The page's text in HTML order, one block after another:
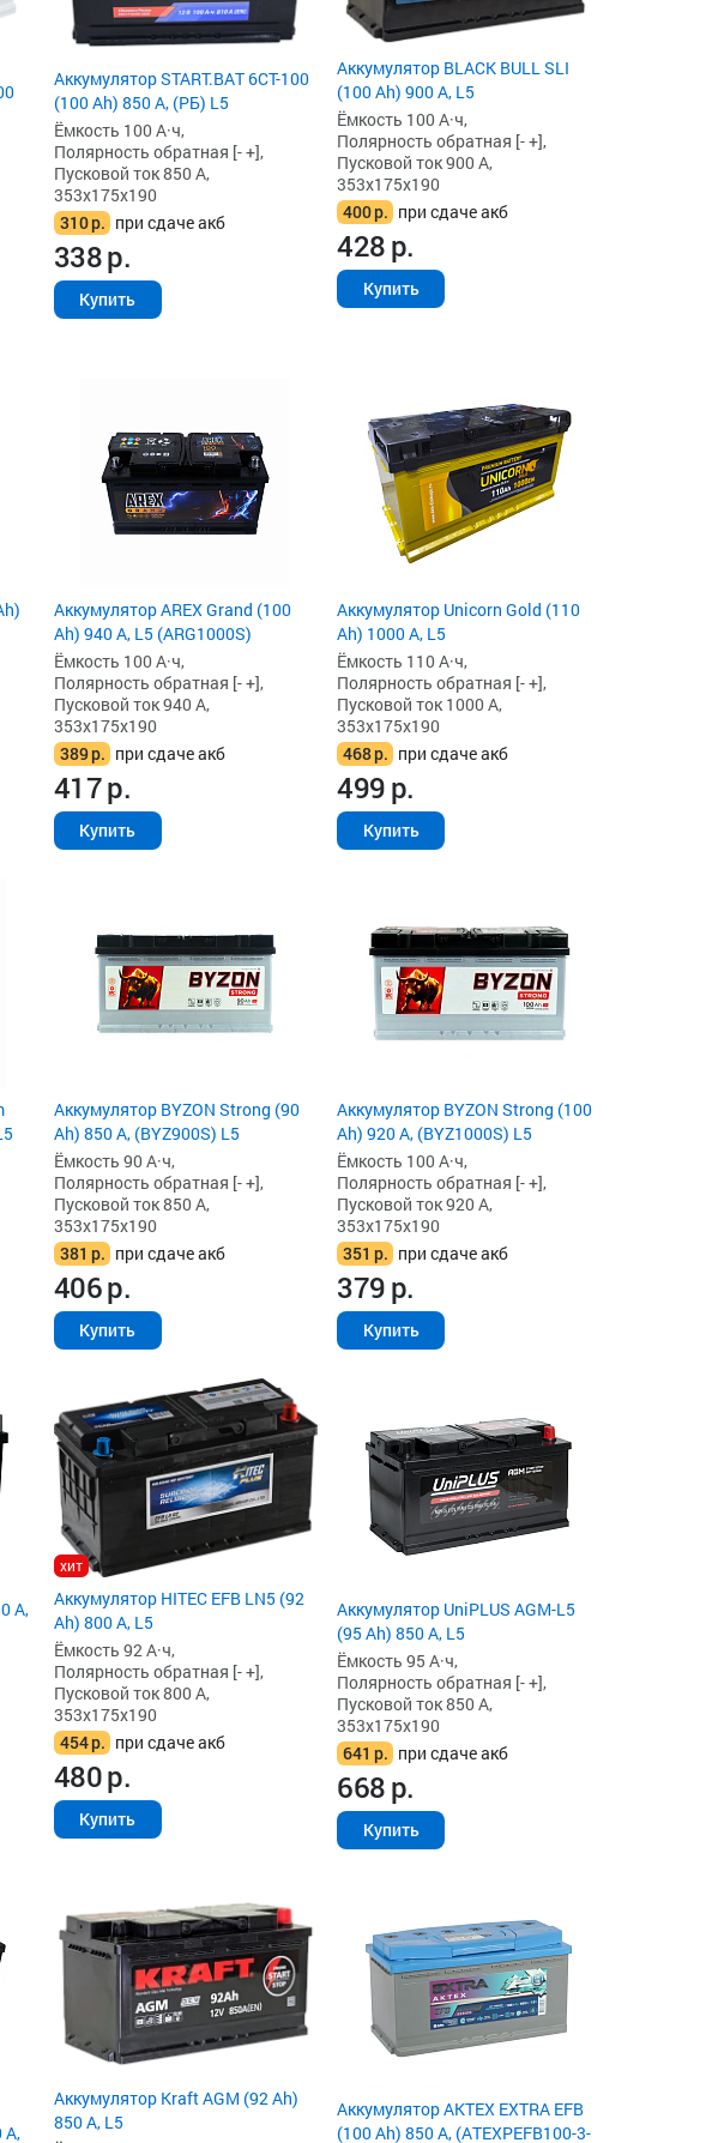
Аккумулятор START.BAT 6CT-100
(100 Ah) 850 А, (РБ) L5
Ёмкость 100 А·ч,
Полярность обратная [- +],
Пусковой ток 850 А,
353x175x190
310р. при сдаче акб
338р.
Купить
Аккумулятор BLACK BULL SLI
(100 Ah) 900 А, L5
Ёмкость 100 А·ч,
Полярность обратная [- +],
Пусковой ток 900 А,
353x175x190
400р. при сдаче акб
428р.
Купить
Аккумулятор AREX Grand (100
Ah) 940 А, L5 (ARG1000S)
Ёмкость 100 А·ч,
Полярность обратная [- +],
Пусковой ток 940 А,
353x175x190
389р. при сдаче акб
417р.
Купить
Аккумулятор Unicorn Gold (110
Ah) 1000 А, L5
Ёмкость 110 А·ч,
Полярность обратная [- +],
Пусковой ток 1000 А,
353x175x190
468р. при сдаче акб
499р.
Купить
Аккумулятор BYZON Strong (90
Ah) 850 А, (BYZ900S) L5
Ёмкость 90 А·ч,
Полярность обратная [- +],
Пусковой ток 850 А,
353x175x190
381 р. при сдаче акб
406р.
Купить
Аккумулятор BYZON Strong (100
Ah) 920 А, (BYZ1000S) L5
Ёмкость 100 А·ч,
Полярность обратная [- +],
Пусковой ток 920 А,
353x175x190
351 р. при сдаче акб
379р.
Купить
А,
хит
Аккумулятор HITEC EFB LN5 (92
Ah) 800 А, L5
Ёмкость 92 А·ч,
Полярность обратная [- +],
Пусковой ток 800 А,
353x175x190
454р. при сдаче акб
480р.
Купить
Аккумулятор UniPLUS AGM-L5
(95 Ah) 850 А, L5
Ёмкость 95 А·ч,
Полярность обратная [- +],
Пусковой ток 850 А,
353x175x190
641 р. при сдаче акб
668р.
Купить
А,
Аккумулятор Kraft AGM (92 Ah)
850 А, L5
Аккумулятор AKTEX EXTRA EFB
(100 Ah) 850 А, (ATEXPEFB100-3-